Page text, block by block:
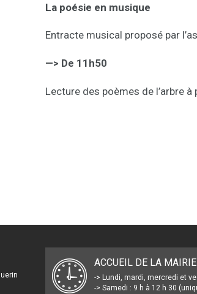
La poésie en musique
Entracte musical proposé par
—> De 11h50
Lecture des poèmes de l’arbre à
ACCUEIL DE LA MAIRIE
-> Lundi, mardi, mercredi et
-> Samedi : 9 h à 12 h 30